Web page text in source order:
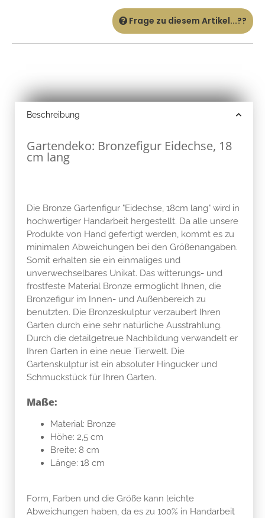
Frage zu diesem Artikel...??
Beschreibung
Gartendeko: Bronzefigur Eidechse, 18
cm lang
Die Bronze Gartenfigur "Eidechse, 18cm lang" wird in
hochwertiger Handarbeit hergestellt. Da alle unsere
Produkte von Hand gefertigt werden, kommt es zu
minimalen Abweichungen bei den Größenangaben.
Somit erhalten sie ein einmaliges und
unverwechselbares Unikat. Das witterungs- und
frostfeste Material Bronze ermöglicht Ihnen, die
Bronzefigur im Innen- und Außenbereich zu
benutzten. Die Bronzeskulptur verzaubert Ihren
Garten durch eine sehr natürliche Ausstrahlung.
Durch die detailgetreue Nachbildung verwandelt er
Ihren Garten in eine neue Tierwelt. Die
Gartenskulptur ist ein absoluter Hingucker und
Schmuckstück für Ihren Garten.
Maße:
Material: Bronze
Höhe: 2,5 cm
Breite: 8 cm
Länge: 18 cm
Form, Farben und die Größe kann leichte
Abweichungen haben, da es zu 100% in Handarbeit